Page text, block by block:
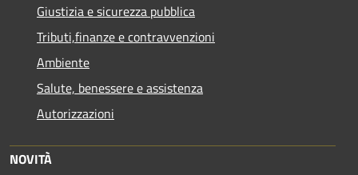
Giustizia e sicurezza pubblica
Tributi,finanze e contravvenzioni
Ambiente
Salute, benessere e assistenza
Autorizzazioni
NOVITÀ